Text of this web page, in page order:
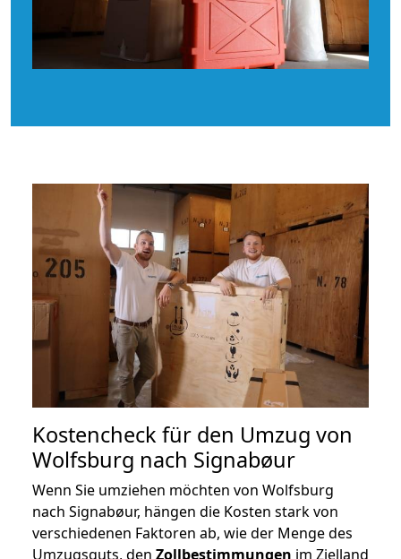
Kostencheck für den Umzug von
Wolfsburg nach Signabøur
Wenn Sie umziehen möchten von Wolfsburg
nach Signabøur, hängen die Kosten stark von
verschiedenen Faktoren ab, wie der Menge des
Umzugsguts, den Zollbestimmungen im Zielland